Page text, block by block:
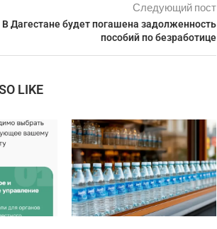
Следующий пост
В Дагестане будет погашена задолженность
пособий по безработице
LIKE